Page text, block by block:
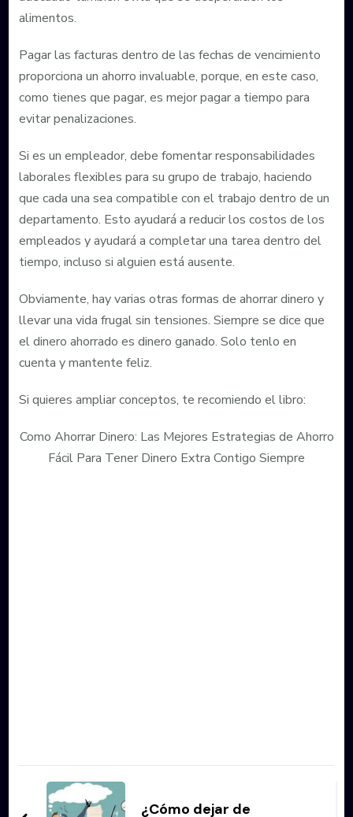
alimentos.
Pagar las facturas dentro de las fechas de vencimiento
proporciona un ahorro invaluable, porque, en este caso,
como tienes que pagar, es mejor pagar a tiempo para
evitar penalizaciones.
Si es un empleador, debe fomentar responsabilidades
laborales flexibles para su grupo de trabajo, haciendo
que cada una sea compatible con el trabajo dentro de un
departamento. Esto ayudará a reducir los costos de los
empleados y ayudará a completar una tarea dentro del
tiempo, incluso si alguien está ausente.
Obviamente, hay varias otras formas de ahorrar dinero y
llevar una vida frugal sin tensiones. Siempre se dice que
el dinero ahorrado es dinero ganado. Solo tenlo en
cuenta y mantente feliz.
Si quieres ampliar conceptos, te recomiendo el libro:
Como Ahorrar Dinero: Las Mejores Estrategias de Ahorro
Fácil Para Tener Dinero Extra Contigo Siempre
Navegación
de
¿Cómo dejar de